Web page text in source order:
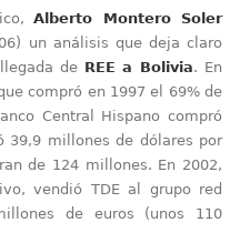
Alberto Montero Soler
un análisis que deja claro
de REE a Bolivia. En
compró en 1997 el 69% de
Central Hispano compró
39,9 millones de dólares por
de 124 millones. En 2002,
vendió TDE al grupo red
de euros (unos 110